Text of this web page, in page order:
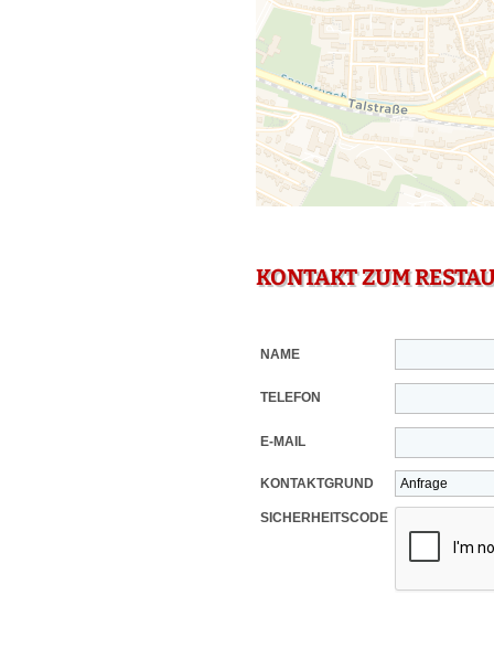
KONTAKT ZUM
NAME
TELEFON
E-MAIL
KONTAKTGRUND
SICHERHEITSCODE